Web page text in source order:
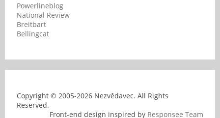
Powerlineblog
National Review
Breitbart
Bellingcat
Copyright © 2005-2026 Nezvědavec. All Rights
Reserved.
Front-end design inspired by Responsee Team